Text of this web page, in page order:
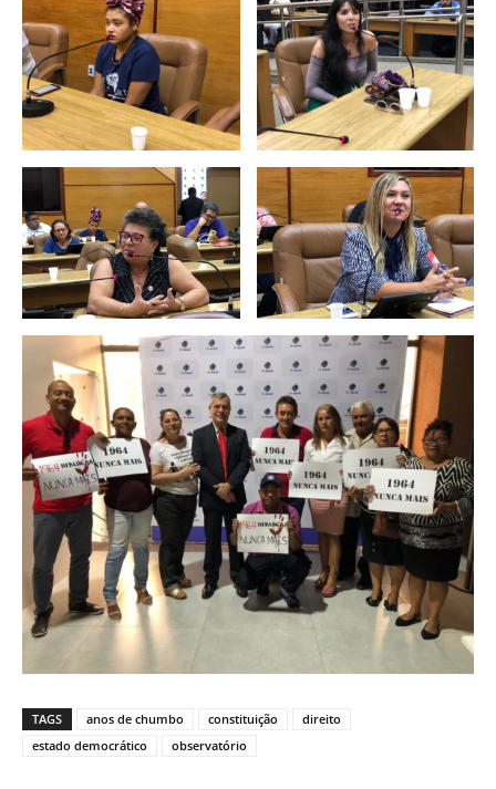
TAGS anos de chumbo constituição
direito
estado democrático
observatório